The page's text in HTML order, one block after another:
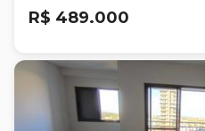
R$ 489.000